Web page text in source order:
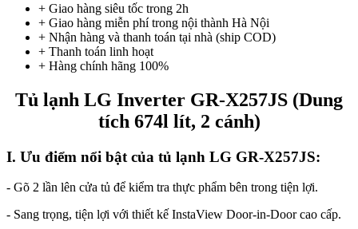
+ Giao hàng siêu tốc trong 2h
+ Giao hàng miễn phí trong nội thành Hà Nội
+ Nhận hàng và thanh toán tại nhà (ship COD)
+ Thanh toán linh hoạt
+ Hàng chính hãng 100%
Tủ lạnh LG Inverter GR-X257JS (Dung
tích 674l lít, 2 cánh)
I. Ưu điểm nổi bật của tủ lạnh LG GR-X257JS:
- Gõ 2 lần lên cửa tủ để kiểm tra thực phẩm bên trong tiện lợi.
- Sang trọng, tiện lợi với thiết kế InstaView Door-in-Door cao cấp.